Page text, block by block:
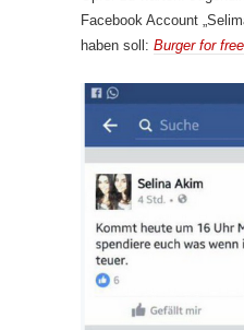
Facebook Account
haben soll: Burger for